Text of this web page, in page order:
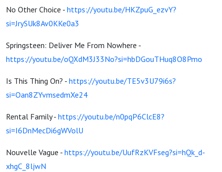
No Other Choice - https://youtu.be/HKZpuG_ezvY?
si=JrySUk8Av0KKe0a3
Springsteen: Deliver Me From Nowhere -
https://youtu.be/oQXdM3J33No?si=hbDGouTHuq8O8Pmo
Is This Thing On? - https://youtu.be/TE5v3U79i6s?
si=Oan8ZYvmsedmXe24
Rental Family - https://youtu.be/n0pqP6ClcE8?
si=I6DnMecDi6gWVolU
Nouvelle Vague - https://youtu.be/UufRzKVFseg?si=hQk_d-
xhgC_8ljwN